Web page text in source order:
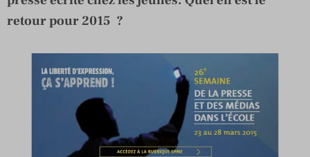
retour pour 2015 ?